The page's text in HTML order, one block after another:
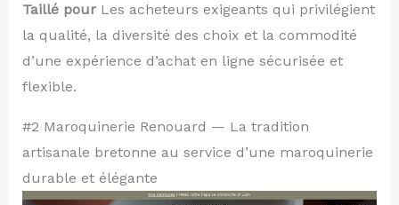
Taillé pourLes acheteurs exigeants qui privilégient
la qualité, la diversité des choix et la commodité
d’une expérience d’achat en ligne sécurisée et
flexible.
#2 Maroquinerie Renouard — La tradition
artisanale bretonne au service d’une maroquinerie
durable et élégante